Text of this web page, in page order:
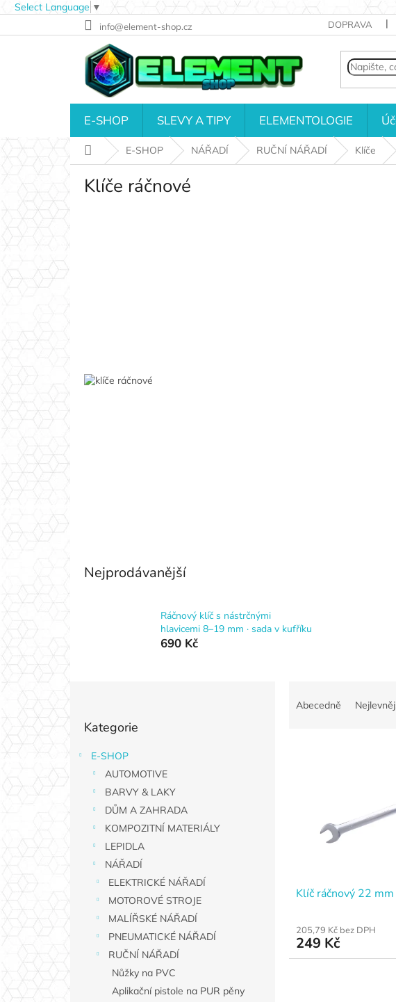
Select Language ▼
na
info@element-shop.cz DOPRAVA
E-SHOP SLEVY A TIPY ELEMENTOLOGIE
Domů E-SHOP NÁŘADÍ RUČNÍ NÁŘADÍ Klíče
Klíče ráčnové
Nejprodávanější
Ráčnový klíč s nástrčnými
hlavicemi 8–19 mm · sada v kufříku
690 Kč
P
s
t
í
kategorie
Kategorie
E-SHOP
AUTOMOTIVE
BARVY & LAKY
DŮM A ZAHRADA
KOMPOZITNÍ MATERIÁLY
LEPIDLA
NÁŘADÍ
ELEKTRICKÉ NÁŘADÍ
MOTOROVÉ STROJE
MALÍŘSKÉ NÁŘADÍ
PNEUMATICKÉ NÁŘADÍ
RUČNÍ NÁŘADÍ
Nůžky na PVC
Aplikační pistole na PUR pěny
Abecedně
Klíč ráčnový 22
205,79 Kč bez DPH
249 Kč